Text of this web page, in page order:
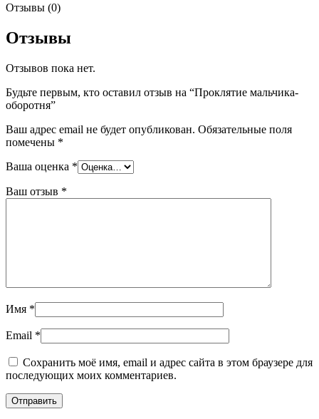
Отзывы (0)
Отзывы
Отзывов пока нет.
Будьте первым, кто оставил отзыв на “Проклятие мальчика-
оборотня”
Ваш адрес email не будет опубликован. Обязательные поля
помечены *
Ваша оценка *
Ваш отзыв *
Имя *
Email *
Сохранить моё имя, email и адрес сайта в этом браузере для
последующих моих комментариев.